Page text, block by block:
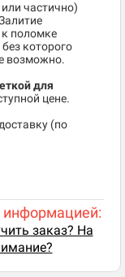
частично)
поломке
которого
возможно.
для
цене.
(по
информацией:
заказ? На